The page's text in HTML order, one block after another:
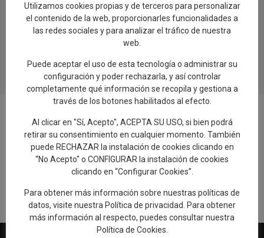
Añadir reseña en Google
Rellenar encuesta de calidad
Utilizamos cookies propias y de terceros para personalizar
el contenido de la web, proporcionarles funcionalidades a
las redes sociales y para analizar el tráfico de nuestra
web.
Puede aceptar el uso de esta tecnología o administrar su
configuración y poder rechazarla, y así controlar
completamente qué información se recopila y gestiona a
través de los botones habilitados al efecto.
Al clicar en "Sí, Acepto", ACEPTA SU USO, si bien podrá
retirar su consentimiento en cualquier momento. También
puede RECHAZAR la instalación de cookies clicando en
“No Acepto" o CONFIGURAR la instalación de cookies
clicando en “Configurar Cookies”.
Para obtener más información sobre nuestras políticas de
datos, visite nuestra Política de privacidad
. Para obtener
más información al respecto, puedes consultar nuestra
Política de Cookies